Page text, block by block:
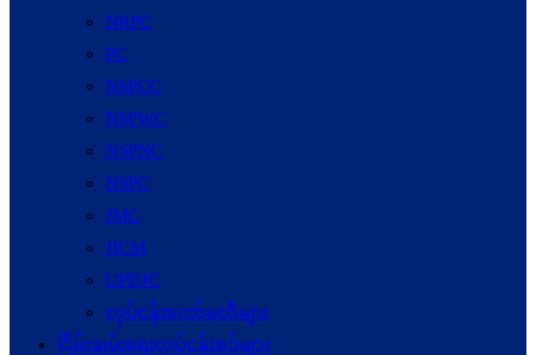
NRPC
PC
NSPCC
NSPWC
NSPNC
NSPC
JMC
JICM
UPDJC
လုပ်ငန်းကော်မတီများ
ငြိမ်းချမ်းရေးလုပ်ငန်းစဉ်များ